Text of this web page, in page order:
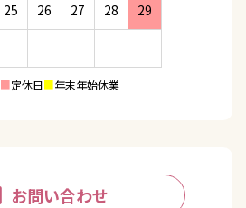
25 26 27 28 29
■定休日■年末年始休業
お問い合わせ